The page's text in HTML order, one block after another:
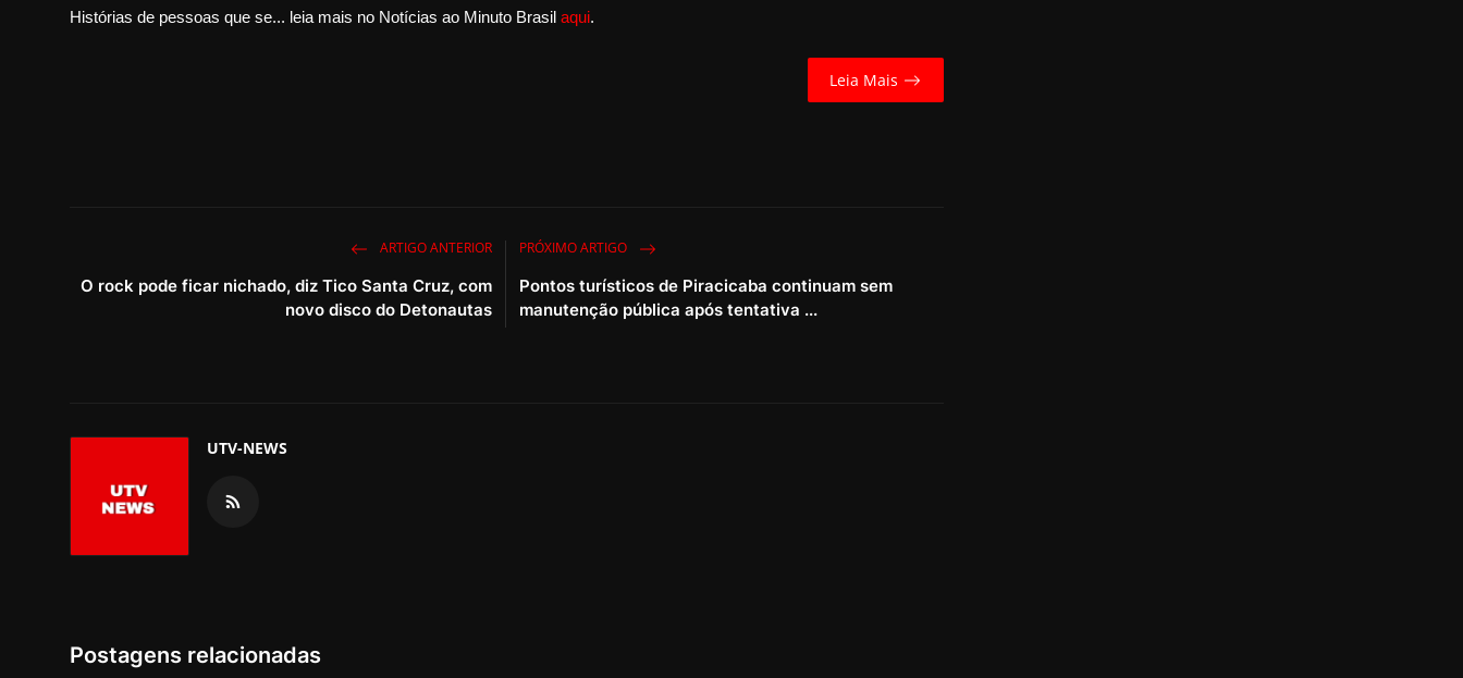
Histórias de pessoas que se... leia mais no Notícias ao Minuto Brasil aqui.
Leia Mais
ARTIGO ANTERIOR
O rock pode ficar nichado, diz Tico Santa Cruz, com
novo disco do Detonautas
PRÓXIMO ARTIGO
Pontos turísticos de Piracicaba continuam sem
manutenção pública após tentativa ...
UTV-NEWS
Postagens relacionadas